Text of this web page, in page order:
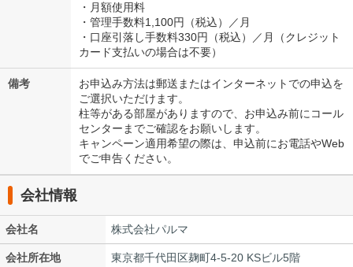
・月額使用料
・管理手数料1,100円（税込）／月
・口座引落し手数料330円（税込）／月（クレジット
カード支払いの場合は不要）
備考
お申込み方法は郵送またはインターネットでの申込を
ご選択いただけます。
柱等がある部屋がありますので、お申込み前にコール
センターまでご確認をお願いします。
キャンペーン適用希望の際は、申込前にお電話やWeb
でご申告ください。
会社情報
会社名 株式会社パルマ
会社所在地 東京都千代田区麹町4-5-20 KSビル5階